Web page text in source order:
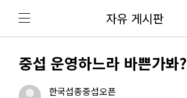
자유 게시판
중섭 운영하느라 바쁜가봐?
한국섭종중섭오픈